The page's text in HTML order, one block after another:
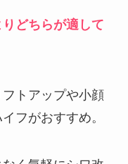
どちらが適して
トアップや小顔
フがおすすめ。